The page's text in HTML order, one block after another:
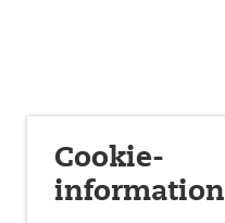
Cookie-
information